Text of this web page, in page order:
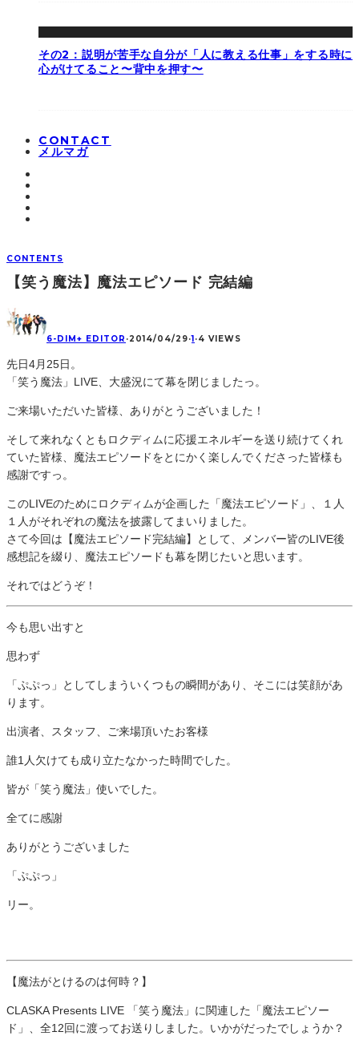
その2：説明が苦手な自分が「人に教える仕事」をする時に
心がけてること〜背中を押す〜
CONTACT
メルマガ
CONTENTS
【笑う魔法】魔法エピソード 完結編
6-DIM+ EDITOR ·2014/04/29·1·4 VIEWS
先日4月25日。
「笑う魔法」LIVE、大盛況にて幕を閉じましたっ。
ご来場いただいた皆様、ありがとうございました！
そして来れなくともロクディムに応援エネルギーを送り続けてくれ
ていた皆様、魔法エピソードをとにかく楽しんでくださった皆様も
感謝ですっ。
このLIVEのためにロクディムが企画した「魔法エピソード」、１人
１人がそれぞれの魔法を披露してまいりました。
さて今回は【魔法エピソード完結編】として、メンバー皆のLIVE後
感想記を綴り、魔法エピソードも幕を閉じたいと思います。
それではどうぞ！
今も思い出すと
思わず
「ぷぷっ」としてしまういくつもの瞬間があり、そこには笑顔があ
ります。
出演者、スタッフ、ご来場頂いたお客様
誰1人欠けても成り立たなかった時間でした。
皆が「笑う魔法」使いでした。
全てに感謝
ありがとうございました
「ぷぷっ」
リー。
【魔法がとけるのは何時？】
CLASKA Presents LIVE 「笑う魔法」に関連した「魔法エピソー
ド」、全12回に渡ってお送りしました。いかがだったでしょうか？